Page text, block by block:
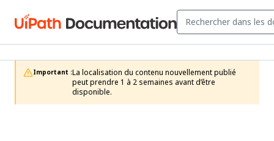
Important :La localisation du contenu nouvellement publié
peut prendre 1 à 2 semaines avant d’être
disponible.